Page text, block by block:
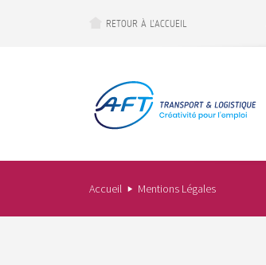
RETOUR À L’ACCUEIL
Accueil Mentions Légales